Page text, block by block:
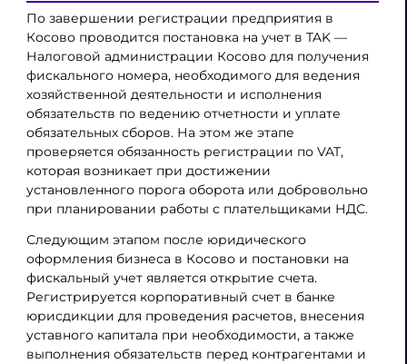
По завершении регистрации предприятия в
Косово проводится постановка на учет в TAK —
Налоговой администрации Косово для получения
фискального номера, необходимого для ведения
хозяйственной деятельности и исполнения
обязательств по ведению отчетности и уплате
обязательных сборов. На этом же этапе
проверяется обязанность регистрации по VAT,
которая возникает при достижении
установленного порога оборота или добровольно
при планировании работы с плательщиками НДС.
Следующим этапом после юридического
оформления бизнеса в Косово и постановки на
фискальный учет является открытие счета.
Регистрируется корпоративный счет в банке
юрисдикции для проведения расчетов, внесения
уставного капитала при необходимости, а также
выполнения обязательств перед контрагентами и